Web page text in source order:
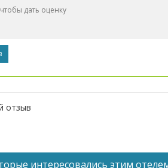
дать оценку
отзыв
интересовались этим